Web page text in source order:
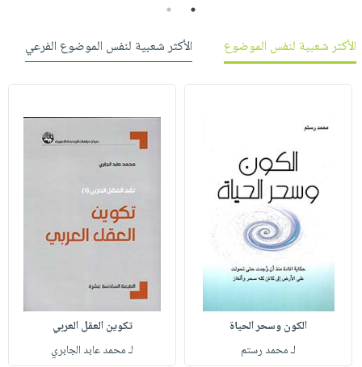
1
2
الأكثر شعبية لنفس الموضوع
الأكثر شعبية لنفس الموضوع الفرعي
الكون وسحر الحياة
لـ محمد رستم
تكوين العقل العربي
لـ محمد عابد الجابري